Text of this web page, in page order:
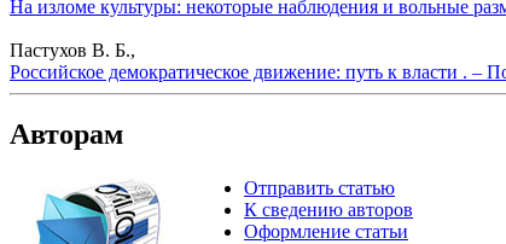
На изломе культуры: некоторые наблюдения и вольные
Пастухов В. Б.,
Российское демократическое движение: путь к власти . –
Авторам
Отправить статью
К сведению авторов
Оформление статьи